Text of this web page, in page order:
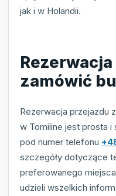
jak i w Holandii.
zamówić
Rezerwacja przejazdu
w Tomiline jest prosta
pod numer telefonu
szczegóły dotyczące
preferowanego
udzieli wszelkich